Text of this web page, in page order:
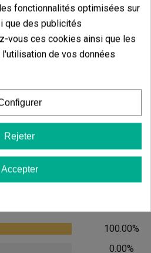
(69)
9,50 € -20%
100.00%
0.00%
fonctionnalités optimisées sur
que des publicités
vous ces cookies ainsi que les
de vos données
Rejeter
Accepter